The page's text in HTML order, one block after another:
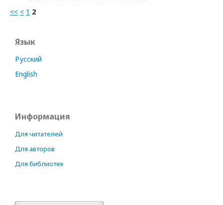
<< < 1 2
Язык
Русский
English
Информация
Для читателей
Для авторов
Для библиотек